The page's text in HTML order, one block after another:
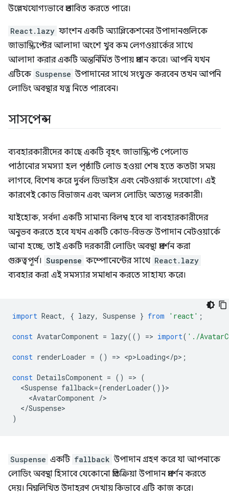
উল্লেখযোগ্যভাবে প্রভাবিত করতে পারে।
React.lazy ফাংশন একটি অ্যাপ্লিকেশনের উপাদানগুলিকে
জাভাস্ক্রিপ্টের আলাদা অংশে খুব কম লেগওয়ার্কের সাথে
আলাদা করার একটি অন্তর্নির্মিত উপায় প্রদান করে। আপনি যখন
এটিকে Suspense উপাদানের সাথে সংযুক্ত করবেন তখন আপনি
লোডিং অবস্থার যত্ন নিতে পারবেন।
সাসপেন্স
ব্যবহারকারীদের কাছে একটি বৃহৎ জাভাস্ক্রিপ্ট পেলোড
পাঠানোর সমস্যা হল পৃষ্ঠাটি লোড হওয়া শেষ হতে কতটা সময়
লাগবে, বিশেষ করে দুর্বল ডিভাইস এবং নেটওয়ার্ক সংযোগে। এই
কারণেই কোড বিভাজন এবং অলস লোডিং অত্যন্ত দরকারী।
যাইহোক, সর্বদা একটি সামান্য বিলম্ব হবে যা ব্যবহারকারীদের
অনুভব করতে হবে যখন একটি কোড-বিভক্ত উপাদান নেটওয়ার্কে
আনা হচ্ছে, তাই একটি দরকারী লোডিং অবস্থা প্রদর্শন করা
গুরুত্বপূর্ণ। Suspense কম্পোনেন্টের সাথে React.lazy
ব্যবহার করা এই সমস্যার সমাধান করতে সাহায্য করে।
import React, { lazy, Suspense } from 'react' ;
const AvatarComponent = lazy(() => import( './
const renderLoader = () => <p>Loading</p> ;
const DetailsComponent = () => (
<Suspense fallback={renderLoader()}
<AvatarComponent /
</Suspense
)
Suspense একটি fallback উপাদান গ্রহণ করে যা আপনাকে
লোডিং অবস্থা হিসাবে যেকোনো প্রতিক্রিয়া উপাদান প্রদর্শন করতে
দেয়। নিম্নলিখিত উদাহরণ দেখায় কিভাবে এটি কাজ করে।